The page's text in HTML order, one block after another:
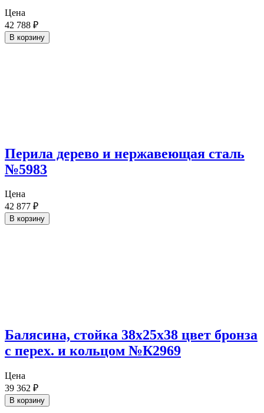
Цена
42 788 ₽
В корзину
Перила дерево и нержавеющая сталь
№5983
Цена
42 877 ₽
В корзину
Балясина, стойка 38х25х38 цвет бронза
с перех. и кольцом №К2969
Цена
39 362 ₽
В корзину